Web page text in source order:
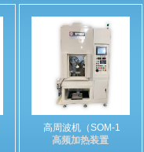
高周波机（SOM-1
高频加热装置